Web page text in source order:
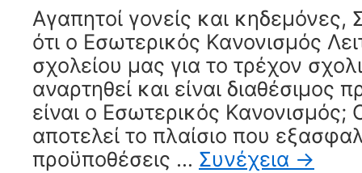
(Οκτώβριος
–
Νοέμβριος)
Αγαπητοί γονείς και
ότι ο Εσωτερικός Κανονισμός
σχολείου μας για το τρέχον
αναρτηθεί και είναι διαθέσιμος
είναι ο Εσωτερικός Κανονισμός;
αποτελεί το πλαίσιο που
προϋποθέσεις … Συνέχεια →